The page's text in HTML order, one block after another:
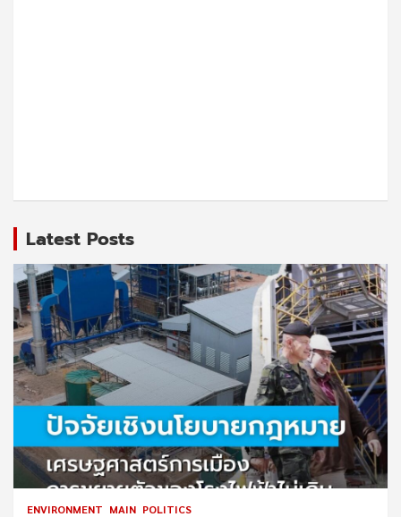
Latest Posts
ENVIRONMENT MAIN POLITICS